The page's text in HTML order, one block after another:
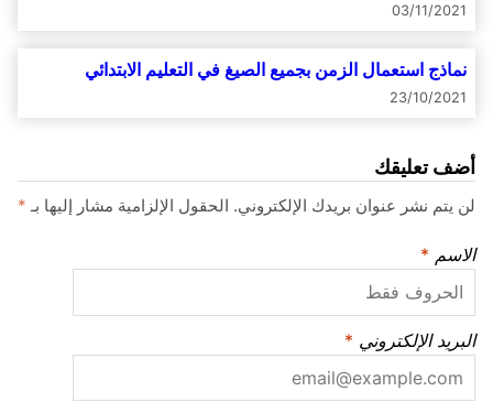
03/11/2021
نماذج استعمال الزمن بجميع الصيغ في التعليم الابتدائي
23/10/2021
أضف تعليقك
لن يتم نشر عنوان بريدك الإلكتروني. الحقول الإلزامية مشار إليها بـ *
الاسم *
البريد الإلكتروني *